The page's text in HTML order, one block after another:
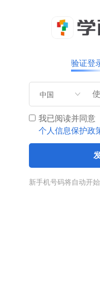
验证登
中国
我已阅读并同意
个人信息保护政
新手机号码将自动开